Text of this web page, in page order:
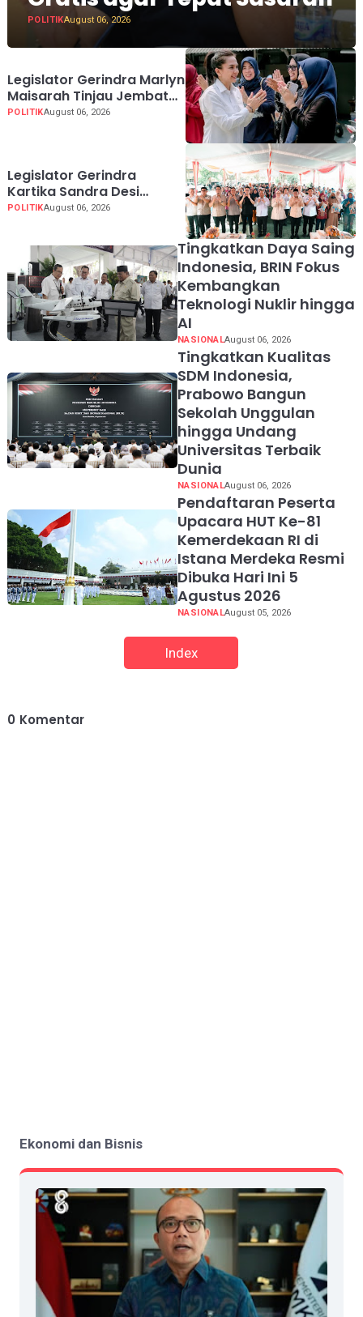
POLITIKAugust 06, 2026
Legislator Gerindra Marlyn
Maisarah Tinjau Jembatan
Gantung Cibeber,
POLITIKAugust 06, 2026
Legislator Gerindra
Kartika Sandra Desi
Dorong UMKM Palembang
POLITIKAugust 06, 2026
Tingkatkan Daya Saing
Indonesia, BRIN Fokus
Kembangkan
Teknologi Nuklir hingga
AI
NASIONALAugust 06, 2026
Tingkatkan Kualitas
SDM Indonesia,
Prabowo Bangun
Sekolah Unggulan
hingga Undang
Universitas Terbaik
Dunia
NASIONALAugust 06, 2026
Pendaftaran Peserta
Upacara HUT Ke-81
Kemerdekaan RI di
Istana Merdeka Resmi
Dibuka Hari Ini 5
Agustus 2026
NASIONALAugust 05, 2026
Index
0 Komentar
Ekonomi dan Bisnis